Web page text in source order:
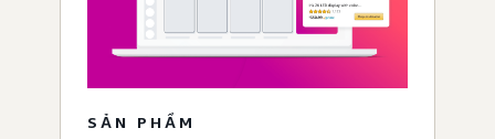
SẢN PHẨM